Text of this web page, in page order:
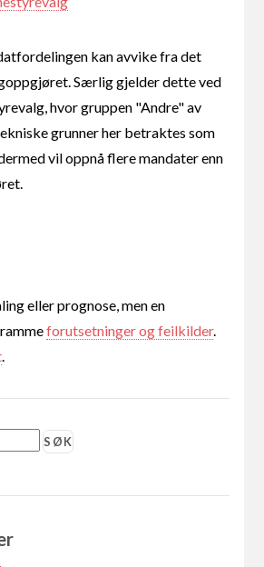
kan avvike fra det
Særlig gjelder dette ved
hvor gruppen "Andre" av
grunner her betraktes som
vil oppnå flere mandater enn
eller prognose, men en
forutsetninger og feilkilder.
.